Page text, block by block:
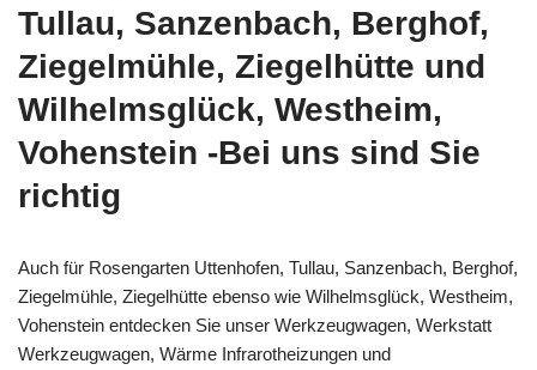
Tullau, Sanzenbach, Berghof,
Ziegelmühle, Ziegelhütte und
Wilhelmsglück, Westheim,
Vohenstein -Bei uns sind Sie
richtig
Auch für Rosengarten Uttenhofen, Tullau, Sanzenbach, Berghof,
Ziegelmühle, Ziegelhütte ebenso wie Wilhelmsglück, Westheim,
Vohenstein entdecken Sie unser Werkzeugwagen, Werkstatt
Werkzeugwagen, Wärme Infrarotheizungen und